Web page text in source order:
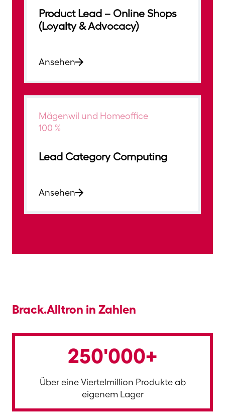
Product Lead – Online Shops
(Loyalty & Advocacy)
Ansehen
Mägenwil und Homeoffice
100 %
Lead Category Computing
Ansehen
Brack.Alltron in Zahlen
250'000+
Über eine Viertelmillion Produkte ab
eigenem Lager